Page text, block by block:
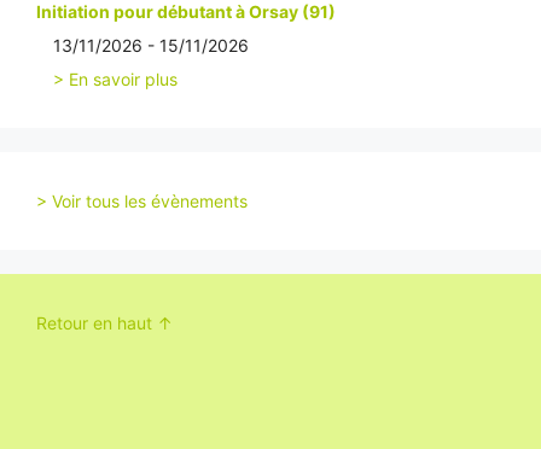
Initiation pour débutant à Orsay (91)
13/11/2026 - 15/11/2026
> En savoir plus
> Voir tous les évènements
Retour en haut ↑